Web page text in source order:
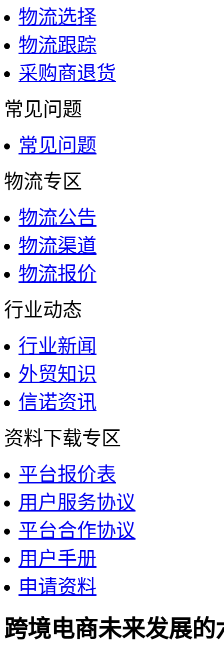
物流选择
物流跟踪
采购商退货
常见问题
常见问题
物流专区
物流公告
物流渠道
物流报价
行业动态
行业新闻
外贸知识
信诺资讯
资料下载专区
平台报价表
用户服务协议
平台合作协议
用户手册
申请资料
跨境电商未来发展的